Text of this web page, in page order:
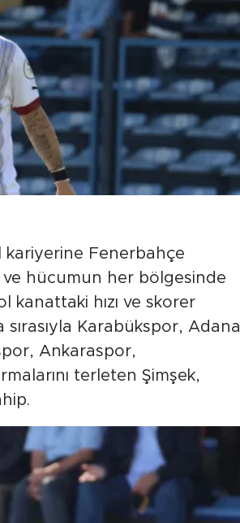
kariyerine Fenerbahçe
ve hücumun her bölgesinde
hızı ve skorer
Karabükspor, Adana
Ankaraspor,
terleten Şimşek,